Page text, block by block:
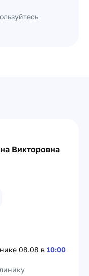
Викторовна
08.08 в 10:00